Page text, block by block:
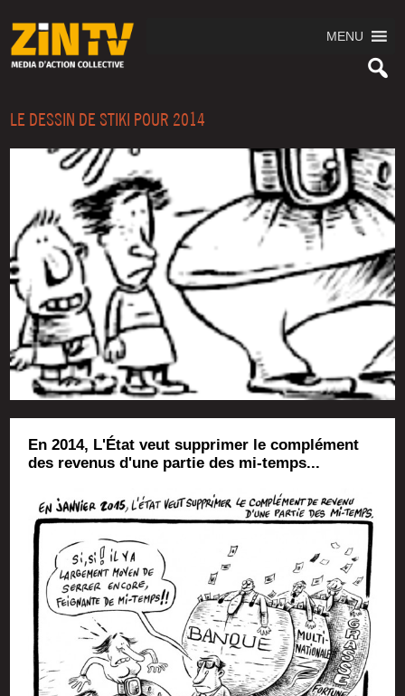
MENU
LE DESSIN DE STIKI POUR 2014
En 2014, L'État veut supprimer le complément
des revenus d'une partie des mi-temps...